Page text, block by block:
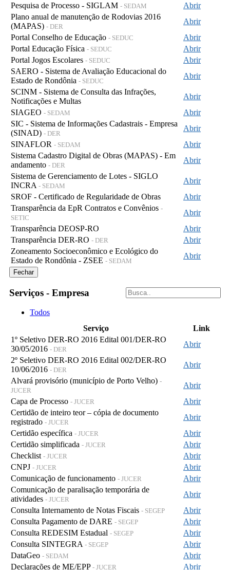
Pesquisa de Processo - SIGLAM - SEDAM
Abrir
Plano anual de manutenção de Rodovias 2016
(MAPAS) - DER
Abrir
Portal Conselho de Educação - SEDUC
Abrir
Portal Educação Física - SEDUC
Abrir
Portal Jogos Escolares - SEDUC
Abrir
SAERO - Sistema de Avaliação Educacional do
Estado de Rondônia - SEDUC
Abrir
SCINM - Sistema de Consulta das Infrações,
Notificações e Multas
Abrir
SIAGEO - SEDAM
Abrir
SIC - Sistema de Informações Cadastrais - Empresa
(SINAD) - DER
Abrir
SINAFLOR - SEDAM
Abrir
Sistema Cadastro Digital de Obras (MAPAS) - Em
andamento - DER
Abrir
Sistema de Gerenciamento de Lotes - SIGLO
INCRA - SEDAM
Abrir
SROF - Certificado de Regularidade de Obras
Abrir
Transparência da EpR Contratos e Convênios -
SETIC
Abrir
Transparência DEOSP-RO
Abrir
Transparência DER-RO - DER
Abrir
Zoneamento Socioeconômico e Ecológico do
Estado de Rondônia - ZSEE - SEDAM
Abrir
Fechar
Serviços - Empresa
Todos
Serviço
Link
1º Seletivo DER-RO 2016 Edital 001/DER-RO
30/05/2016 - DER
Abrir
2º Seletivo DER-RO 2016 Edital 002/DER-RO
10/06/2016 - DER
Abrir
Alvará provisório (município de Porto Velho) -
JUCER
Abrir
Capa de Processo - JUCER
Abrir
Certidão de inteiro teor – cópia de documento
registrado - JUCER
Abrir
Certidão específica - JUCER
Abrir
Certidão simplificada - JUCER
Abrir
Checklist - JUCER
Abrir
CNPJ - JUCER
Abrir
Comunicação de funcionamento - JUCER
Abrir
Comunicação de paralisação temporária de
atividades - JUCER
Abrir
Consulta Internamento de Notas Fiscais - SEGEP
Abrir
Consulta Pagamento de DARE - SEGEP
Abrir
Consulta REDESIM Estadual - SEGEP
Abrir
Consulta SINTEGRA - SEGEP
Abrir
DataGeo - SEDAM
Abrir
Declarações de ME/EPP - JUCER Abrir